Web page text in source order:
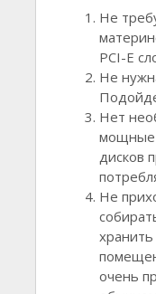
Не
PCI-E
Не
Нет
мощные
дисков
Не
очень